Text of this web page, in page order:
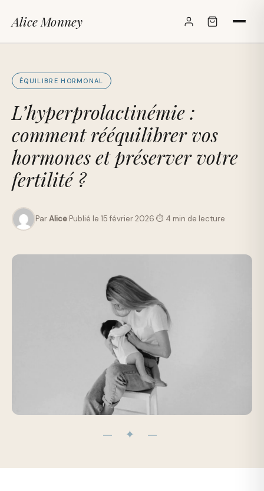
Alice Monney
ÉQUILIBRE HORMONAL
L’hyperprolactinémie :
comment rééquilibrer vos
hormones et préserver votre
fertilité ?
ParAlice Publié le 15 février 2026 ⏱ 4 min de lecture
— ✦ —